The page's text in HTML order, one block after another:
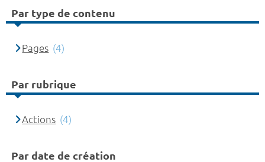
Par type de contenu
Pages (4)
Par rubrique
Actions (4)
Par date de création